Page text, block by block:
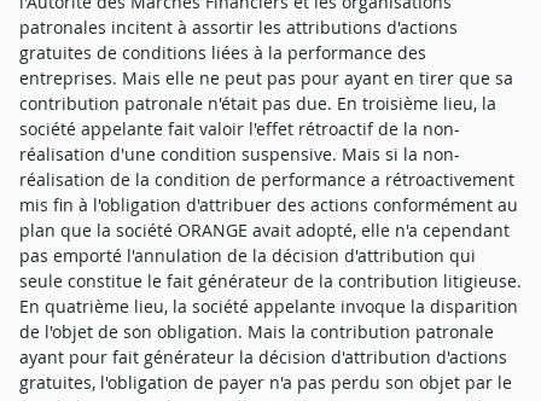
patronales incitent à assortir les attributions d'actions
gratuites de conditions liées à la performance des
entreprises. Mais elle ne peut pas pour ayant en tirer que sa
contribution patronale n'était pas due. En troisième lieu, la
société appelante fait valoir l'effet rétroactif de la non-
réalisation d'une condition suspensive. Mais si la non-
réalisation de la condition de performance a rétroactivement
mis fin à l'obligation d'attribuer des actions conformément au
plan que la société ORANGE avait adopté, elle n'a cependant
pas emporté l'annulation de la décision d'attribution qui
seule constitue le fait générateur de la contribution litigieuse.
En quatrième lieu, la société appelante invoque la disparition
de l'objet de son obligation. Mais la contribution patronale
ayant pour fait générateur la décision d'attribution d'actions
gratuites, l'obligation de payer n'a pas perdu son objet par le